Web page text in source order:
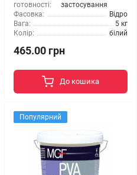
готовності:
застосування
Фасовка:
Відро
Вага:
5 кг
Колір:
білий
465.00 грн
До кошика
Популярний